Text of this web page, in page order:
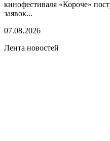
кинофестиваля «Короче»
заявок...
07.08.2026
Лента новостей